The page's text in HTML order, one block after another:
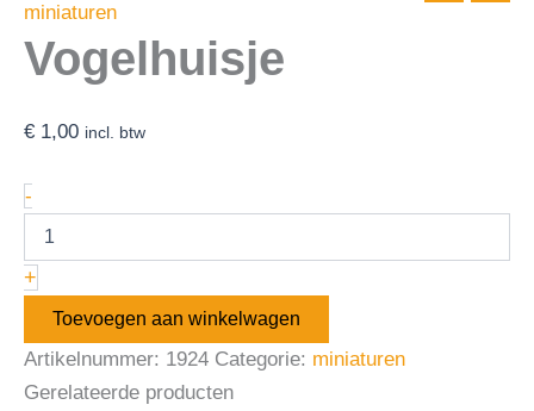
miniaturen
Vogelhuisje
€ 1,00 incl. btw
-
+
Toevoegen aan winkelwagen
Artikelnummer: 1924 Categorie: miniaturen
Gerelateerde producten